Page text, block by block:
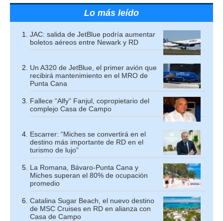
Lo más leído
JAC: salida de JetBlue podría aumentar
boletos aéreos entre Newark y RD
Un A320 de JetBlue, el primer avión que
recibirá mantenimiento en el MRO de
Punta Cana
Fallece “Alfy” Fanjul, copropietario del
complejo Casa de Campo
Escarrer: “Miches se convertirá en el
destino más importante de RD en el
turismo de lujo”
La Romana, Bávaro-Punta Cana y
Miches superan el 80% de ocupación
promedio
Catalina Sugar Beach, el nuevo destino
de MSC Cruises en RD en alianza con
Casa de Campo